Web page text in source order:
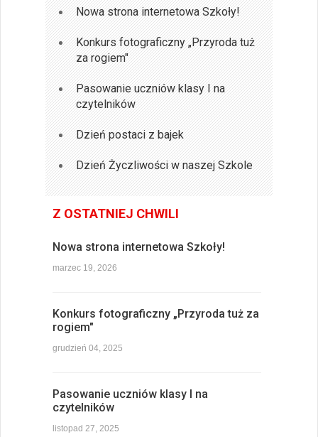
Nowa strona internetowa Szkoły!
Konkurs fotograficzny „Przyroda tuż
za rogiem"
Pasowanie uczniów klasy I na
czytelników
Dzień postaci z bajek
Dzień Życzliwości w naszej Szkole
Z OSTATNIEJ CHWILI
Nowa strona internetowa Szkoły!
marzec 19, 2026
Konkurs fotograficzny „Przyroda tuż za
rogiem"
grudzień 04, 2025
Pasowanie uczniów klasy I na
czytelników
listopad 27, 2025